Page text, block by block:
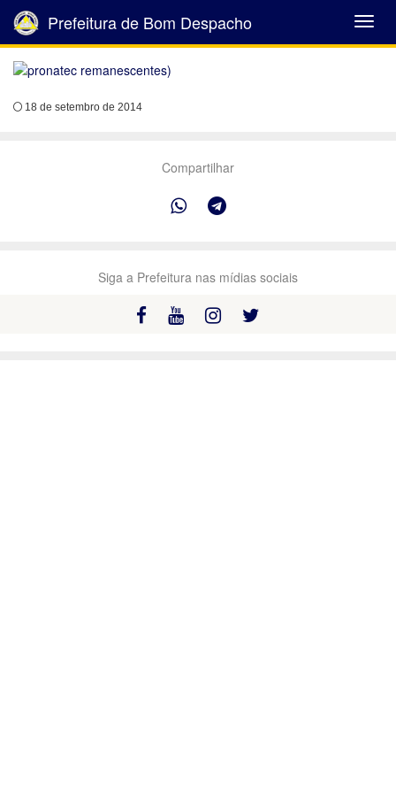
Abrir
Menu
Prefeitura de Bom Despacho
18 de setembro de 2014
Compartilhar
Siga a Prefeitura nas mídias sociais